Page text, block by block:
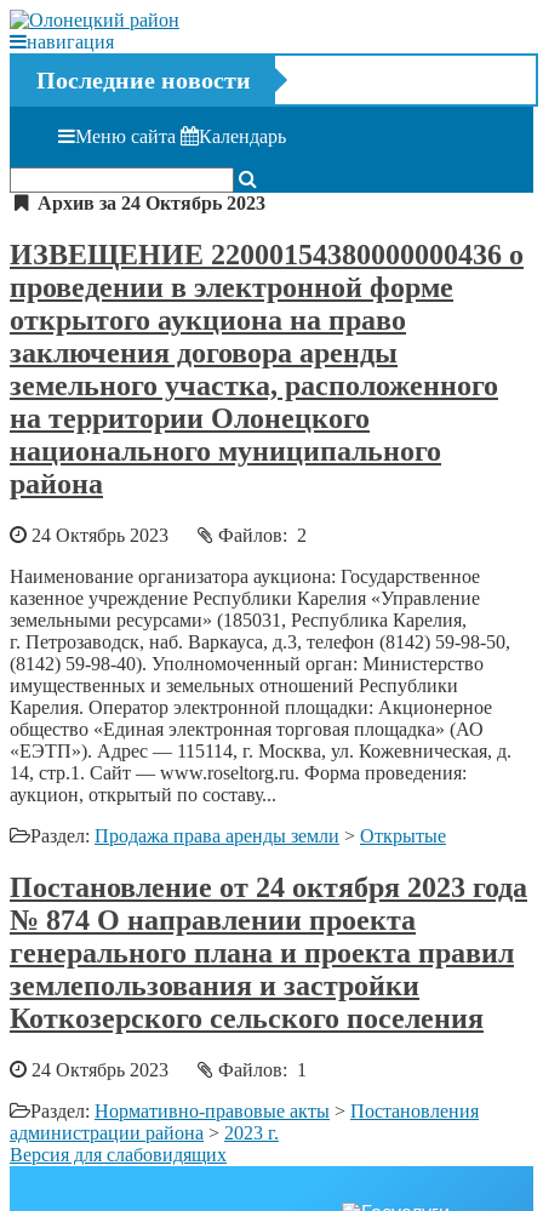
навигация
Последние новости
Меню сайта Календарь
Архив за 24 Октябрь 2023
ИЗВЕЩЕНИЕ 22000154380000000436 о
проведении в электронной форме
открытого аукциона на право
заключения договора аренды
земельного участка, расположенного
на территории Олонецкого
национального муниципального
района
24 Октябрь 2023
Файлов: 2
Наименование организатора аукциона: Государственное
казенное учреждение Республики Карелия «Управление
земельными ресурсами» (185031, Республика Карелия,
г. Петрозаводск, наб. Варкауса, д.3, телефон (8142) 59-98-50,
(8142) 59-98-40). Уполномоченный орган: Министерство
имущественных и земельных отношений Республики
Карелия. Оператор электронной площадки: Акционерное
общество «Единая электронная торговая площадка» (АО
«ЕЭТП»). Адрес — 115114, г. Москва, ул. Кожевническая, д.
14, стр.1. Сайт — www.roseltorg.ru. Форма проведения:
аукцион, открытый по составу...
Раздел: Продажа права аренды земли > Открытые
Постановление от 24 октября 2023 года
№ 874 О направлении проекта
генерального плана и проекта правил
землепользования и застройки
Коткозерского сельского поселения
24 Октябрь 2023
Файлов: 1
Раздел: Нормативно-правовые акты > Постановления
администрации района > 2023 г.
Версия для слабовидящих